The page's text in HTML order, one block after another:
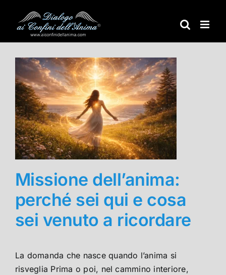
contenuto
Missione dell’anima:
perché sei qui e cosa
sei venuto a ricordare
La domanda che nasce quando l’anima si
risveglia Prima o poi, nel cammino interiore,